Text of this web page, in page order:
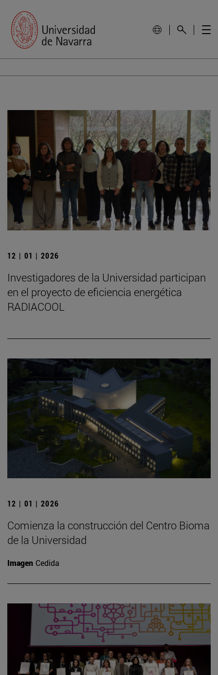
12 | 01 | 2026
Investigadores de la Universidad participan
en el proyecto de eficiencia energética
RADIACOOL
12 | 01 | 2026
Comienza la construcción del Centro Bioma
de la Universidad
Imagen Cedida